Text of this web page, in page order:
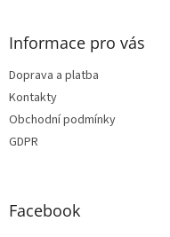
Informace pro vás
Doprava a platba
Kontakty
Obchodní podmínky
GDPR
Facebook